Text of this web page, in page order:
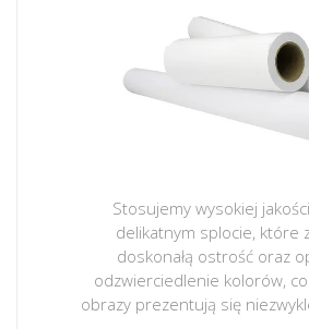
Stosujemy wysokiej
delikatnym splocie, które
doskonałą ostrość oraz
odzwierciedlenie kolorów,
obrazy prezentują się